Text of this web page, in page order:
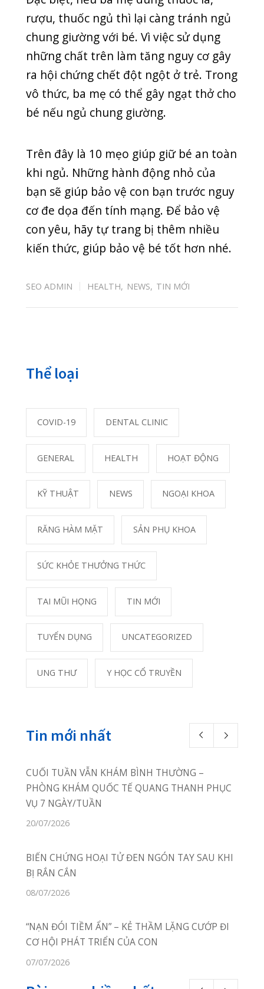
UNG THƯ Y HỌC CỔ TRUYỀN
Tin mới nhất
CUỐI TUẦN VẪN KHÁM BÌNH THƯỜNG –
PHÒNG KHÁM QUỐC TẾ QUANG THANH PHỤC
BIẾN CHỨNG HOẠI TỬ ĐEN NGÓN TAY SAU KHI
BỊ RẮN CẮN
08/07/2026
“NẠN ĐÓI TIỀM ẨN” – KẺ THẦM LẶNG CƯỚP ĐI
CƠ HỘI PHÁT TRIỂN CỦA CON
Bài xem nhiều nhất
Phân biệt khối u lành tính và khối u ác tính
Phải làm gì khi bị găm dị vật vào mắt?
Phòng Khám Quang Thanh
Thôn Câu Hạ A, xã Quang
Trung,
huyện An Lão, TP Hải Phòng
Facebook:
facebook.com/quangthanh